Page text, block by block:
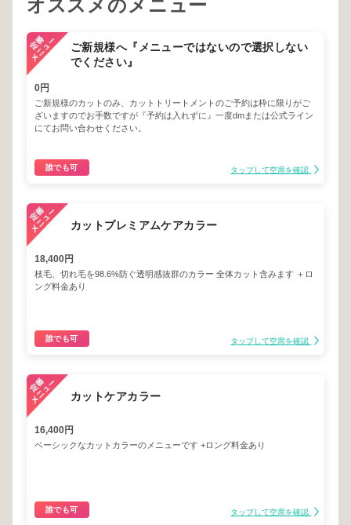
オススメのメニュー
ご新規様へ『メニューではないので選択しない
でください』
0円
ご新規様のカットのみ、カットトリートメントのご予約は枠に限りがご
ざいますのでお手数ですが『予約は入れずに』一度dmまたは公式ライン
にてお問い合わせください。
誰でも可 タップして空席を確認
カットプレミアムケアカラー
18,400円
枝毛、切れ毛を98.6%防ぐ透明感抜群のカラー 全体カット含みます ＋ロ
ング料金あり
誰でも可 タップして空席を確認
カットケアカラー
16,400円
ベーシックなカットカラーのメニューです +ロング料金あり
誰でも可 タップして空席を確認